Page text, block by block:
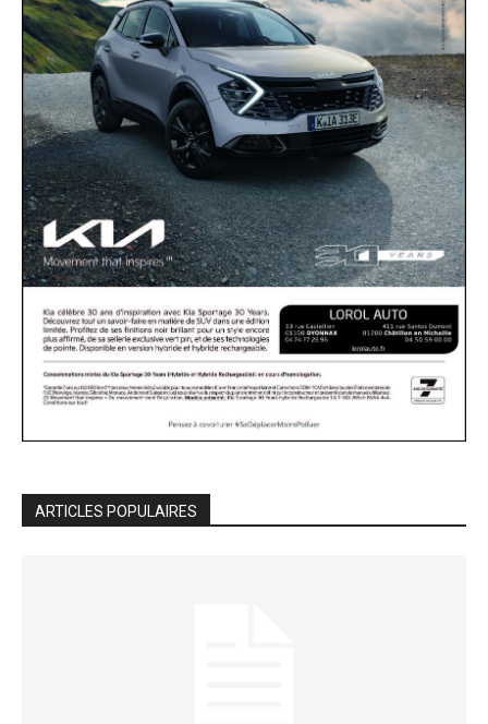
ARTICLES POPULAIRES